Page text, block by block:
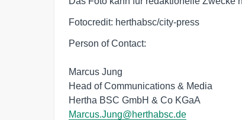
Fotocredit: herthabsc/city-press
Person of Contact:
Marcus Jung
Head of Communications & Media
Marcus.Jung@herthabsc.de